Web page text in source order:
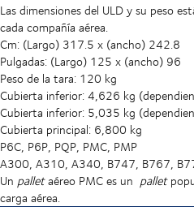
Las dimensiones del ULD y su peso
cada compañía aérea.
Cm: (Largo) 317.5 x (ancho) 242.8
Pulgadas: (Largo) 125 x (ancho) 96
Peso de la tara: 120 kg
Cubierta inferior: 4,626 kg
Cubierta inferior: 5,035 kg
Cubierta principal: 6,800 kg
P6C, P6P, PQP, PMC, PMP
A300, A310, A340, B747, B767,
Un palletaéreo PMC es un pallet
carga aérea.